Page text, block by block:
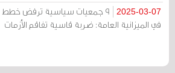
2025-03-07
9 جمعيات سياسية ترفض خطط
في الميزانية العامة: ضربة قاسية تفاقم الأزمات